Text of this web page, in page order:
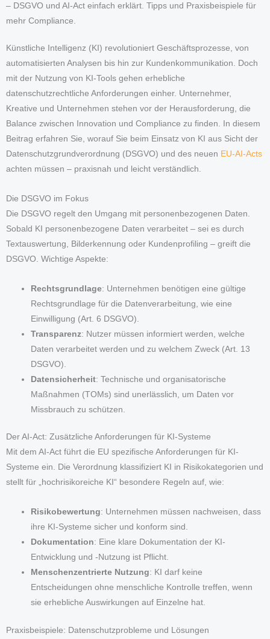
– DSGVO und AI-Act einfach erklärt. Tipps und Praxisbeispiele für
mehr Compliance.
Künstliche Intelligenz (KI) revolutioniert Geschäftsprozesse, von
automatisierten Analysen bis hin zur Kundenkommunikation. Doch
mit der Nutzung von KI-Tools gehen erhebliche
datenschutzrechtliche Anforderungen einher. Unternehmer,
Kreative und Unternehmen stehen vor der Herausforderung, die
Balance zwischen Innovation und Compliance zu finden. In diesem
Beitrag erfahren Sie, worauf Sie beim Einsatz von KI aus Sicht der
Datenschutzgrundverordnung (DSGVO) und des neuen EU-AI-Acts
achten müssen – praxisnah und leicht verständlich.
Die DSGVO im Fokus
Die DSGVO regelt den Umgang mit personenbezogenen Daten.
Sobald KI personenbezogene Daten verarbeitet – sei es durch
Textauswertung, Bilderkennung oder Kundenprofiling – greift die
DSGVO. Wichtige Aspekte:
Rechtsgrundlage: Unternehmen benötigen eine gültige
Rechtsgrundlage für die Datenverarbeitung, wie eine
Einwilligung (Art. 6 DSGVO).
Transparenz: Nutzer müssen informiert werden, welche
Daten verarbeitet werden und zu welchem Zweck (Art. 13
DSGVO).
Datensicherheit: Technische und organisatorische
Maßnahmen (TOMs) sind unerlässlich, um Daten vor
Missbrauch zu schützen.
Der AI-Act: Zusätzliche Anforderungen für KI-Systeme
Mit dem AI-Act führt die EU spezifische Anforderungen für KI-
Systeme ein. Die Verordnung klassifiziert KI in Risikokategorien und
stellt für „hochrisikoreiche KI“ besondere Regeln auf, wie:
Risikobewertung: Unternehmen müssen nachweisen, dass
ihre KI-Systeme sicher und konform sind.
Dokumentation: Eine klare Dokumentation der KI-
Entwicklung und -Nutzung ist Pflicht.
Menschenzentrierte Nutzung: KI darf keine
Entscheidungen ohne menschliche Kontrolle treffen, wenn
sie erhebliche Auswirkungen auf Einzelne hat.
Praxisbeispiele: Datenschutzprobleme und Lösungen